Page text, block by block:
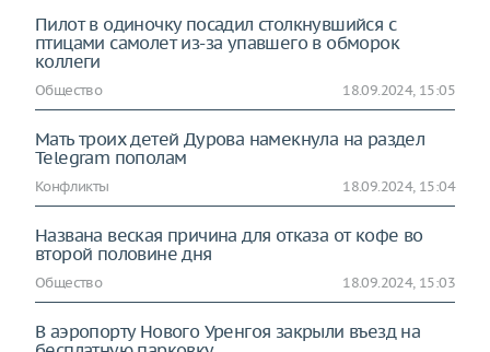
Пилот в одиночку посадил столкнувшийся с
птицами самолет из-за упавшего в обморок
коллеги
Общество 18.09.2024, 15:05
Мать троих детей Дурова намекнула на раздел
Telegram пополам
Конфликты 18.09.2024, 15:04
Названа веская причина для отказа от кофе во
второй половине дня
Общество 18.09.2024, 15:03
В аэропорту Нового Уренгоя закрыли въезд на